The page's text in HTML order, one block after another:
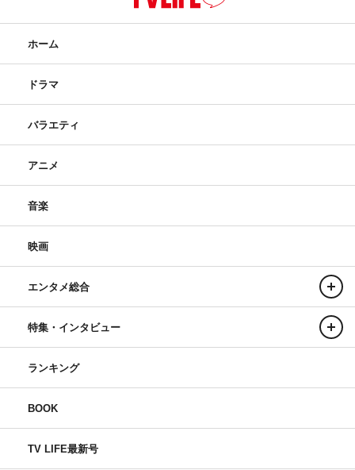
ホーム
ドラマ
バラエティ
アニメ
音楽
映画
エンタメ総合
特集・インタビュー
ランキング
BOOK
TV LIFE最新号